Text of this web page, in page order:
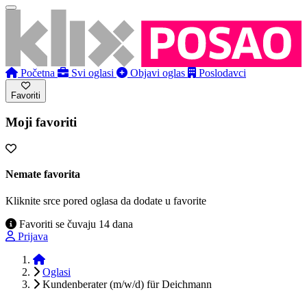
Početna Svi oglasi Objavi oglas Poslodavci
Favoriti
Moji favoriti
Nemate favorita
Kliknite srce pored oglasa da dodate u favorite
Favoriti se čuvaju 14 dana
Prijava
Početna
Oglasi
Kundenberater (m/w/d) für Deichmann